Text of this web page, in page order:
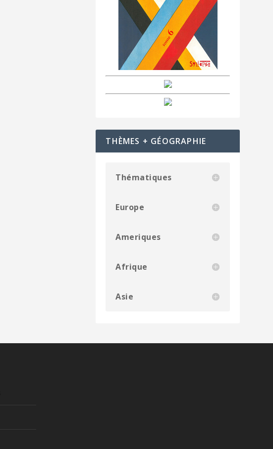
THÈMES + GÉOGRAPHIE
Thématiques
Europe
Ameriques
Afrique
Asie